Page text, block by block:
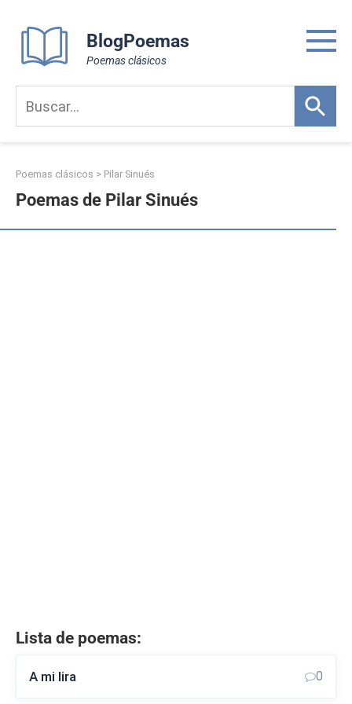
content
BlogPoemas
Poemas clásicos
Poemas clásicos > Pilar Sinués
Poemas de Pilar Sinués
Lista de poemas:
A mi lira 0